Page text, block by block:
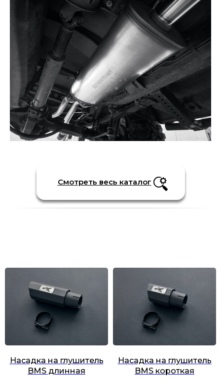
Смотреть весь каталог
Насадка на глушитель
BMS длинная
Насадка на глушитель
BMS короткая